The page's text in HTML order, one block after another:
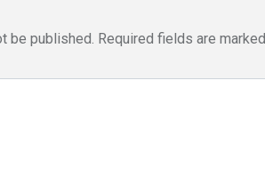
be published. Required fields are marked